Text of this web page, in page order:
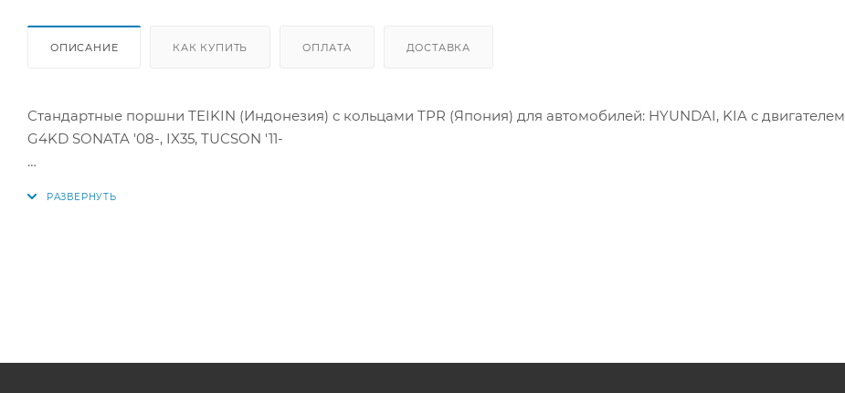
ОПИСАНИЕ КАК КУПИТЬ ОПЛАТА ДОСТАВКА
Стандартные поршни TEIKIN (Индонезия) с кольцами TPR (Япония) для автомобилей: HYUNDAI, KIA с двигателем
G4KD SONATA '08-, IX35, TUCSON '11-